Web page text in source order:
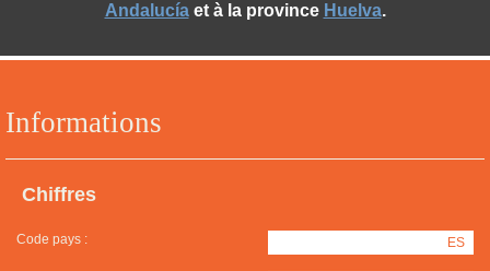
Informations
Chiffres
Code pays : ES
Andalucíaet à la province Huelva.